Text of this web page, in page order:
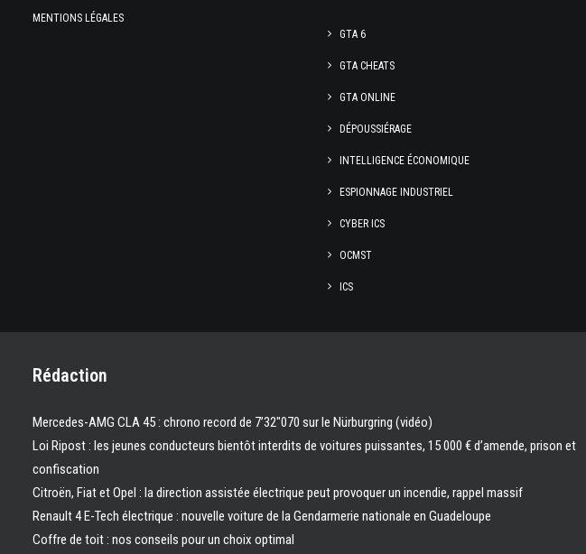
MENTIONS LÉGALES
GTA 6
GTA CHEATS
GTA ONLINE
DÉPOUSSIÉRAGE
INTELLIGENCE ÉCONOMIQUE
ESPIONNAGE INDUSTRIEL
CYBER ICS
OCMST
ICS
Rédaction
Mercedes-AMG CLA 45 : chrono record de 7’32″070 sur le Nürburgring (vidéo)
Loi Ripost : les jeunes conducteurs bientôt interdits de voitures puissantes, 15 000 € d’amende, prison et
confiscation
Citroën, Fiat et Opel : la direction assistée électrique peut provoquer un incendie, rappel massif
Renault 4 E-Tech électrique : nouvelle voiture de la Gendarmerie nationale en Guadeloupe
Coffre de toit : nos conseils pour un choix optimal